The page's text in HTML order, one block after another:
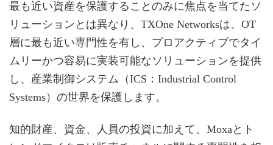
最も近い資産を保護することのみに焦点を当てたソ
リューションとは異なり、TXOne Networksは、OT
層に最も近い専門性を有し、プロアクティブでタイ
ムリーかつ容易に実装可能なソリューションを提供
し、産業制御システム（ICS：Industrial Control
Systems）の世界を保護します。
知的財産、資金、人員の投資に加えて、Moxaとト